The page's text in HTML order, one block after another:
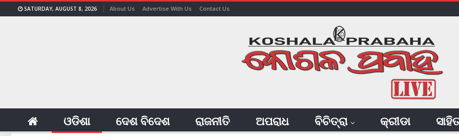
SATURDAY, AUGUST 8, 2026 About Us Advertise With Us Contact Us
ଓଡିଶା ଦେଶ ବିଦେଶ ରାଜନୀତି ଅପରାଧ ବିଚିତ୍ରା କ୍ରୀଡା